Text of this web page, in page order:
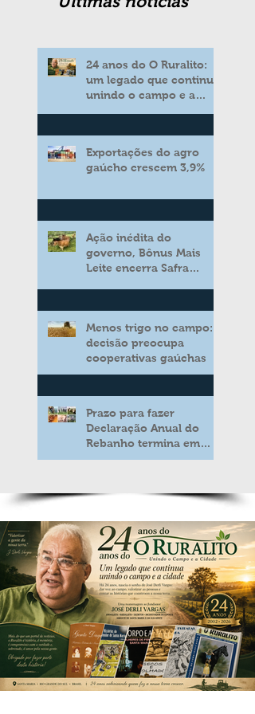
24 anos do O Ruralito:
um legado que continua
unindo o campo e a
Exportações do agro
gaúcho crescem 3,9%
Ação inédita do
governo, Bônus Mais
Leite encerra Safra
aos produtores de leite
Menos trigo no campo:
decisão preocupa
cooperativas gaúchas
Prazo para fazer
Declaração Anual do
Rebanho termina em
duas semanas